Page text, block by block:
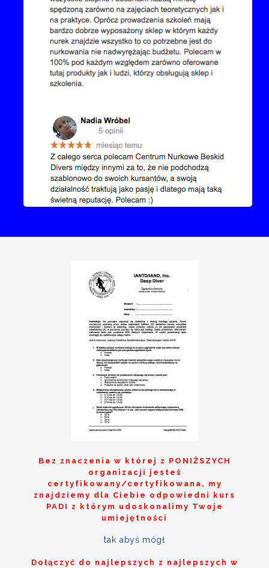
Bez znaczenia w której z PONIŻSZYCH
organizacji jesteś
certyfikowany/certyfikowana, my
znajdziemy dla Ciebie odpowiedni kurs
PADI z którym udoskonalimy Twoje
umiejętności
tak abyś mógł
Dołączyć do najlepszych z najlepszych w